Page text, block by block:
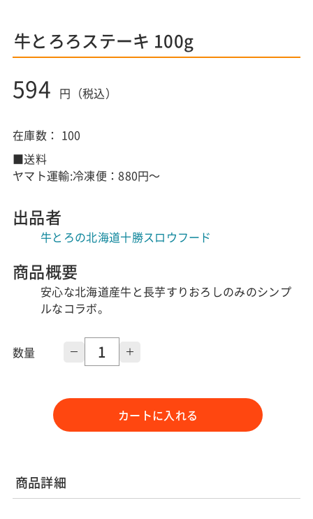
牛とろろステーキ 100g
594 円（税込）
在庫数： 100
■送料
ヤマト運輸:冷凍便：880円～
出品者
牛とろの北海道十勝スロウフード
商品概要
安心な北海道産牛と長芋すりおろしのみのシンプ
ルなコラボ。
数量
カートに入れる
商品詳細